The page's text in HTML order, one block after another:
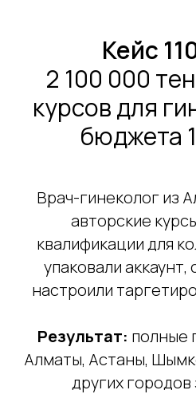
Кейс
2 100 000
курсов для
бюджета
Врач-гинеколог из
авторские
квалификации для
упаковали аккаунт,
настроили
Результат: полные
Алматы, Астаны,
других городов